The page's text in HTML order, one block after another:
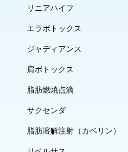
リニアハイフ
エラボトックス
ジャディアンス
肩ボトックス
脂肪燃焼点滴
サクセンダ
脂肪溶解注射（カベリン）